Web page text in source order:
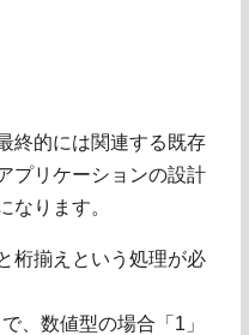
終的には関連する既存
プリケーションの設計
なります。
桁揃えという処理が必
、数値型の場合「1」